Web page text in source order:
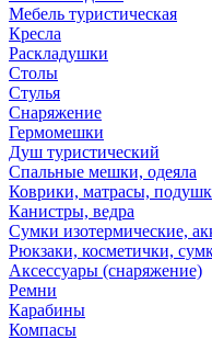
Мебель туристическая
Кресла
Раскладушки
Столы
Стулья
Снаряжение
Гермомешки
Душ туристический
Спальные мешки, одеяла
Коврики, матрасы,
Канистры, ведра
Сумки изотермические,
Рюкзаки, косметички,
Аксессуары (снаряжение)
Ремни
Карабины
Компасы